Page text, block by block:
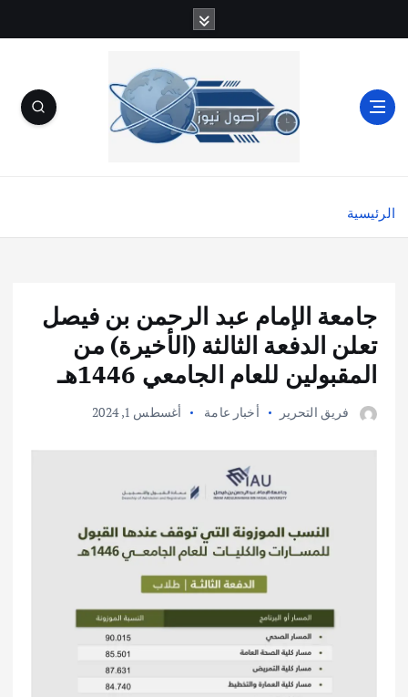
ل
الرئيسية
جامعة الإمام عبد الرحمن بن فيصل
تعلن الدفعة الثالثة (الأخيرة) من
المقبولين للعام الجامعي 1446هـ
فريق التحرير أخبار عامة أغسطس 1, 2024